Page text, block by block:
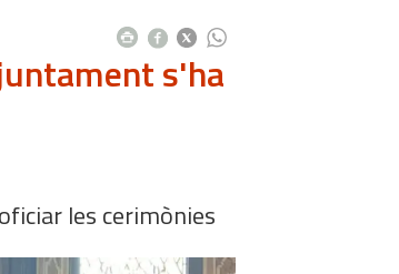
s'ha
les cerimònies